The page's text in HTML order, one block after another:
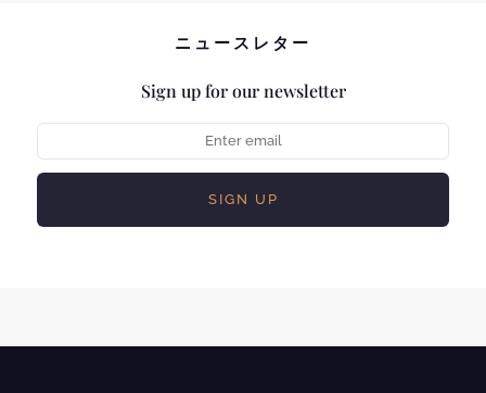
ニュースレター
Sign up for our newsletter